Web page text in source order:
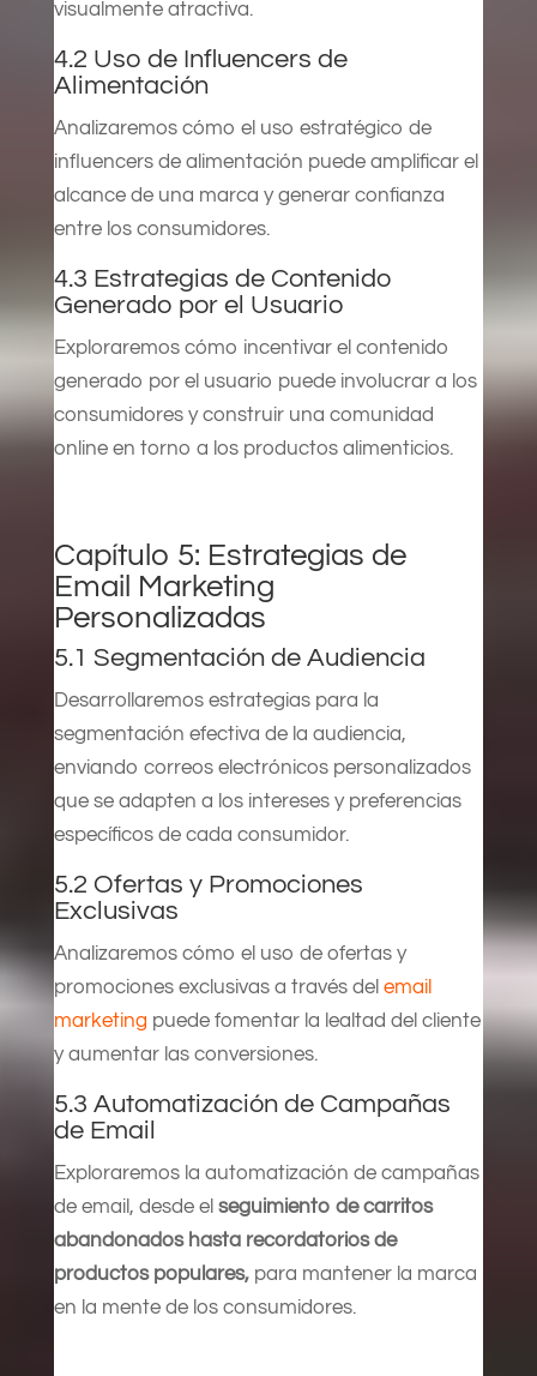
visualmente atractiva.
4.2 Uso de Influencers de
Alimentación
Analizaremos cómo el uso estratégico de
influencers de alimentación puede amplificar el
alcance de una marca y generar confianza
entre los consumidores.
4.3 Estrategias de Contenido
Generado por el Usuario
Exploraremos cómo incentivar el contenido
generado por el usuario puede involucrar a los
consumidores y construir una comunidad
online en torno a los productos alimenticios.
Capítulo 5: Estrategias de
Email Marketing
Personalizadas
5.1 Segmentación de Audiencia
Desarrollaremos estrategias para la
segmentación efectiva de la audiencia,
enviando correos electrónicos personalizados
que se adapten a los intereses y preferencias
específicos de cada consumidor.
5.2 Ofertas y Promociones
Exclusivas
Analizaremos cómo el uso de ofertas y
promociones exclusivas a través del email
marketing puede fomentar la lealtad del cliente
y aumentar las conversiones.
5.3 Automatización de Campañas
de Email
Exploraremos la automatización de campañas
de email, desde el seguimiento de carritos
abandonados hasta recordatorios de
productos populares,para mantener la marca
en la mente de los consumidores.